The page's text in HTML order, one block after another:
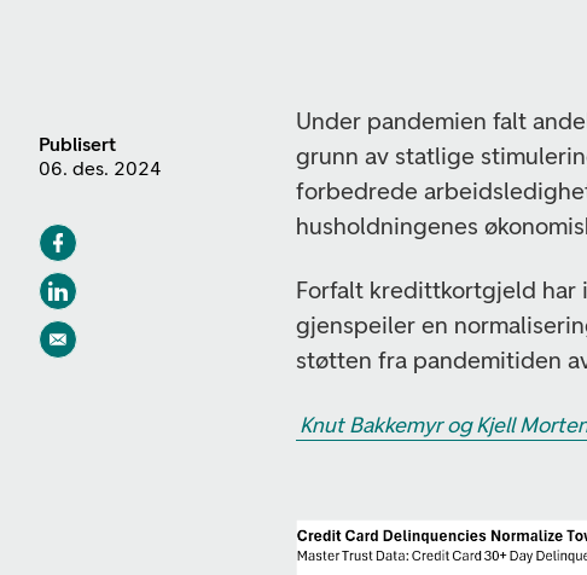
Publisert
06. des. 2024
Under pandemien falt
grunn av statlige
forbedrede
husholdningenes
Forfalt kredittkortgjeld har
gjenspeiler en
støtten fra pandemitiden
Knut Bakkemyr og Kjell